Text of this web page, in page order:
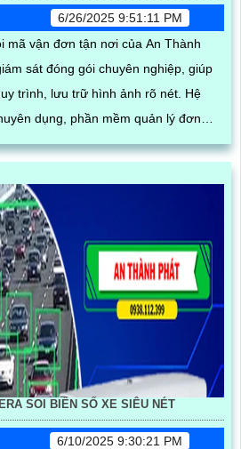
6/26/2025 9:51:11 PM
mã vận đơn tận nơi của An Thành
sát đóng gói chuyên nghiệp, giúp
trình, lưu trữ hình ảnh rõ nét. Hệ
dụng, phần mềm quản lý đơn
cùng phụ kiện thi công, lắp đặt hoàn
SOI BIỂN SỐ XE SIÊU NÉT
6/10/2025 9:30:21 PM